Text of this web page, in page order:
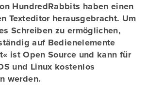
HundredRabbits haben einen
Texteditor herausgebracht. Um
Schreiben zu ermöglichen,
auf Bedienelemente
ist Open Source und kann für
und Linux kostenlos
werden.